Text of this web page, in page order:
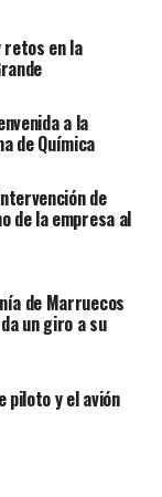
retos en la
a la
de Química
de
de la empresa al
de Marruecos
un giro a su
piloto y el avión